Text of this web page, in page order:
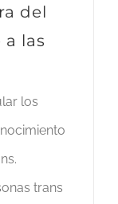
del
las
los
trans